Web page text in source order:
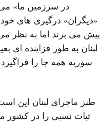
در سرزمین ما»
«دیگران» درگیری های
پیش می برند اما به نظر
لبنان به طور فزاینده ای
سوریه همه جا را
طنز ماجرای لبنان این
ثبات نسبی را در